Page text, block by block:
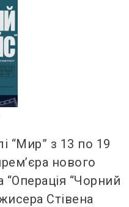
“Мир” з 13 по 19
нового
“Чорний
Стівена